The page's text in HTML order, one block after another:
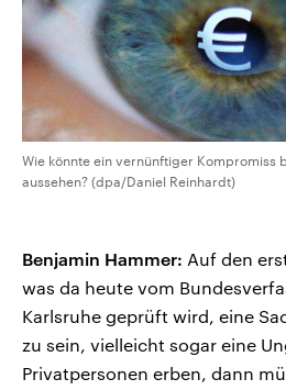
Wie könnte ein vernünftiger Kompromiss
aussehen? (dpa/Daniel Reinhardt)
Benjamin Hammer: Auf den
was da heute vom
Karlsruhe geprüft wird, eine
zu sein, vielleicht sogar eine
Privatpersonen erben, dann